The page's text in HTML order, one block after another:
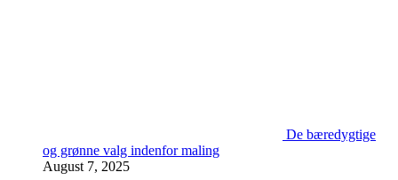
De bæredygtige
og grønne valg indenfor maling
August 7, 2025